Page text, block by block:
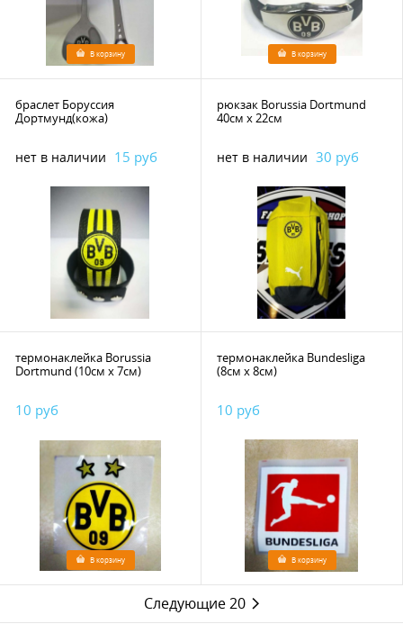
В корзину В корзину
браслет Боруссия
Дортмунд(кожа)
нет в наличии 15 руб
рюкзак Borussia Dortmund
40см х 22см
нет в наличии 30 руб
термонаклейка Borussia
Dortmund (10см х 7см)
10 руб
В корзину
термонаклейка Bundesliga
(8см х 8см)
10 руб
В корзину
Следующие 20